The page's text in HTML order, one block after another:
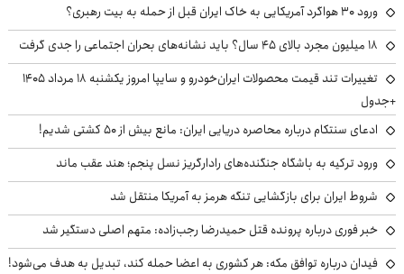
ورود ۳۰ هواگرد آمریکایی به خاک ایران قبل از حمله به بیت رهبری؟
۱۸ میلیون مجرد بالای ۴۵ سال؟ باید نشانه‌های بحران اجتماعی را جدی گرفت
تغییرات تند قیمت محصولات ایران‌خودرو و سایپا امروز یکشنبه ۱۸ مرداد ۱۴۰۵
+جدول
ادعای سنتکام درباره محاصره دریایی ایران: مانع بیش از ۵۰ کشتی شدیم!
ورود ترکیه به باشگاه جنگنده‌های رادارگریز نسل پنجم؛ هند عقب ماند
شروط ایران برای بازگشایی تنگه هرمز به آمریکا منتقل شد
خبر فوری درباره پرونده قتل حمیدرضا رجب‌زاده: متهم اصلی دستگیر شد
فیدان درباره توافق مکه: هر کشوری به اعضا حمله کند، تبدیل به هدف می‌شود!